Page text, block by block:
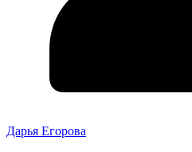
Дарья Егорова